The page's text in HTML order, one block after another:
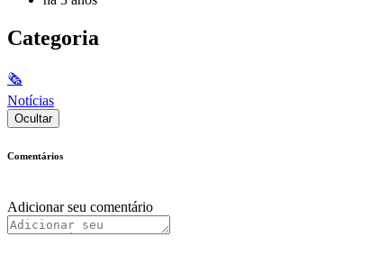
Categoria
🗞
Notícias
Ocultar
Comentários
Adicionar seu comentário